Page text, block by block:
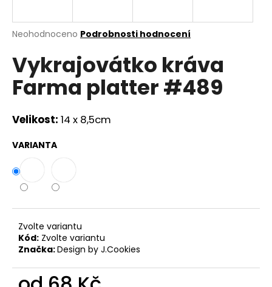
Průměrné
produktu
je
0,0
hvězdiček.
Neohodnoceno Podrobnosti hodnocení
Vykrajovátko kráva
Farma platter #489
Velikost: 14 x 8,5cm
VARIANTA
Zvolte variantu
Kód: Zvolte variantu
Značka:Design by J.Cookies
j
t
?
D
o
p
o
č